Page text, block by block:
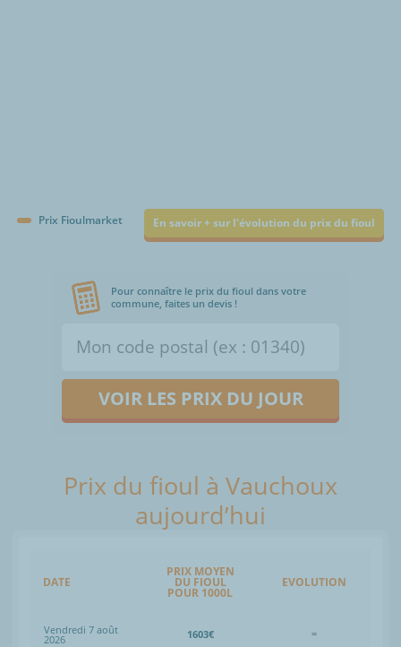
Prix Fioulmarket En savoir + sur l'évolution du prix du fioul
Pour connaître le prix du fioul dans votre
commune, faites un devis !
VOIR LES PRIX DU JOUR
Prix du fioul à Vauchoux
aujourd’hui
DATE
PRIX MOYEN
DU FIOUL
POUR 1000L
EVOLUTION
Vendredi 7 août
2026 1603€ =